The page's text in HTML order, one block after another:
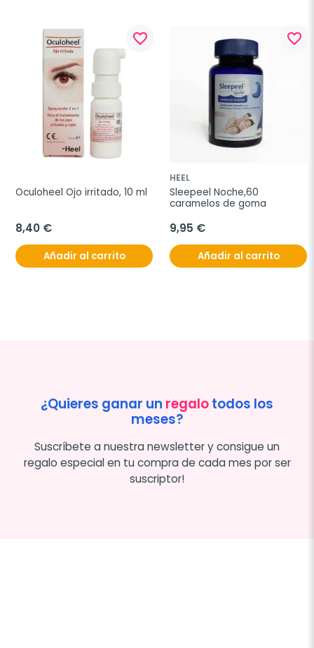
favorite_border
Oculoheel Ojo irritado, 10 ml
8,40 €
Añadir al carrito
favorite_border
HEEL
Sleepeel Noche,60
caramelos de goma
9,95 €
Añadir al carrito
¿Quieres ganar un regalotodos los
meses?
Suscríbete a nuestra newsletter y consigue un
regalo especial en tu compra de cada mes por ser
suscriptor!